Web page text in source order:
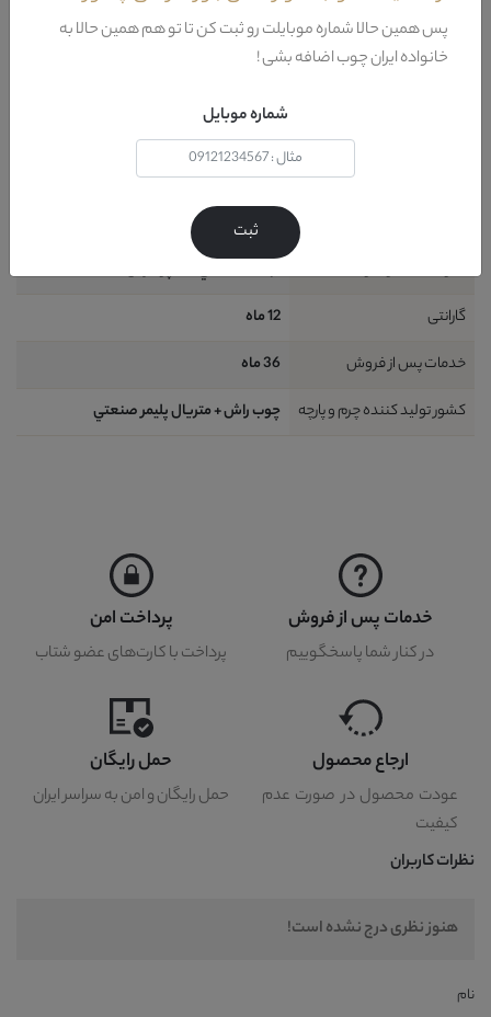
کشور تولید کننده پایه
ايران
3 نفر (حداقل)
نحوه شست و شو
آب + کف (حتي شامپو فرش )
گارانتی
12 ماه
خدمات پس از فروش
36 ماه
کشور تولید کننده چرم و پارچه
چوب راش + متريال پليمر صنعتي
خدمات پس از فروش
در کنار شما پاسخگوییم
پرداخت امن
پرداخت با کارت‌های عضو شتاب
ارجاع محصول
عودت محصول در صورت عدم
کیفیت
حمل رایگان
حمل رایگان و امن به سراسر ایران
نظرات کاربران
هنوز نظری درج نشده است!
نام
پس همین حالا شماره موبایلت رو ثبت کن تا تو هم همین حالا به
خانواده ایران چوب اضافه بشی !
شماره موبایل
ثبت